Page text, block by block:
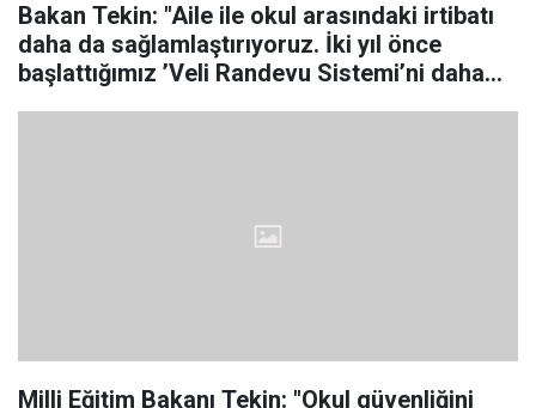
Bakan Tekin: "Aile ile okul arasındaki irtibatı
daha da sağlamlaştırıyoruz. İki yıl önce
başlattığımız ’Veli Randevu Sistemi’ni daha
Milli Eğitim Bakanı Tekin: "Okul güvenliğini